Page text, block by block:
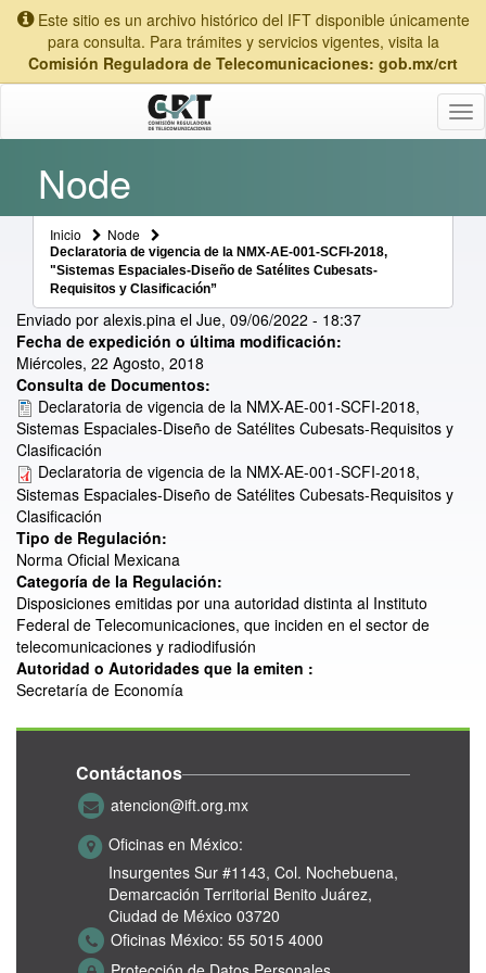
Este sitio es un archivo histórico del IFT disponible únicamente
para consulta. Para trámites y servicios vigentes, visita la
Comisión Reguladora de Telecomunicaciones: gob.mx/crt
Node
Inicio Node
Declaratoria de vigencia de la NMX-AE-001-SCFI-2018,
"Sistemas Espaciales-Diseño de Satélites Cubesats-
Requisitos y Clasificación”
Enviado por alexis.pina el Jue, 09/06/2022 - 18:37
Fecha de expedición o última modificación:
Miércoles, 22 Agosto, 2018
Consulta de Documentos:
Declaratoria de vigencia de la NMX-AE-001-SCFI-2018,
Sistemas Espaciales-Diseño de Satélites Cubesats-Requisitos y
Clasificación
Declaratoria de vigencia de la NMX-AE-001-SCFI-2018,
Sistemas Espaciales-Diseño de Satélites Cubesats-Requisitos y
Clasificación
Tipo de Regulación:
Norma Oficial Mexicana
Categoría de la Regulación:
Disposiciones emitidas por una autoridad distinta al Instituto
Federal de Telecomunicaciones, que inciden en el sector de
telecomunicaciones y radiodifusión
Autoridad o Autoridades que la emiten :
Secretaría de Economía
Contáctanos
atencion@ift.org.mx
Oficinas en México:
Insurgentes Sur #1143, Col. Nochebuena,
Demarcación Territorial Benito Juárez,
Ciudad de México 03720
Oficinas México: 55 5015 4000